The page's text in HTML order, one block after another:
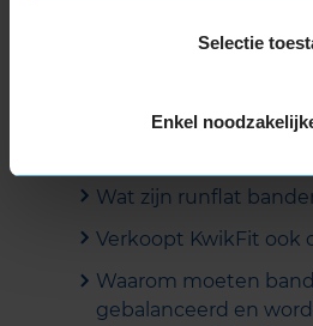
Selectie
Enkel
Hoe lang heb ik
Wat zijn runflat
Verkoopt KwikFit ook
Waarom moeten
gebalanceerd en